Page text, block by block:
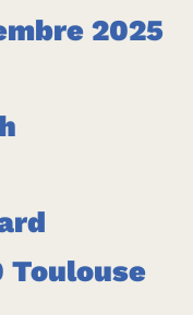
2025
Toulouse